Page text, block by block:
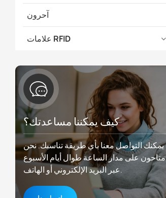
آحرون
علامات RFID
كيف يمكننا مساعدتك؟
يمكنك التواصل معنا بأي طريقة تناسبك. نحن
متاحون على مدار الساعة طوال أيام الأسبوع
عبر البريد الإلكتروني أو الهاتف.